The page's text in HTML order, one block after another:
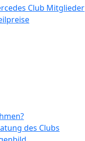
Club Mitglieder
des Clubs